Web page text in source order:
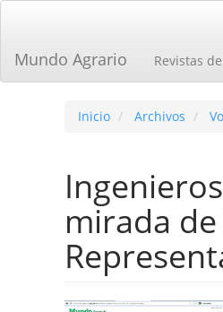
principal
Barra
Mundo Agrario Revistas
Inicio Archivos
mirada